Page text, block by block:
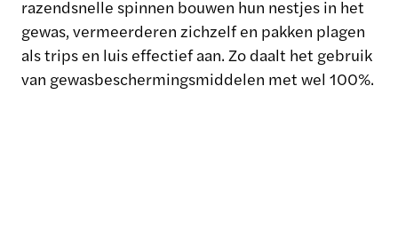
razendsnelle spinnen bouwen hun nestjes in het
gewas, vermeerderen zichzelf en pakken plagen
als trips en luis effectief aan. Zo daalt het gebruik
van gewasbeschermingsmiddelen met wel 100%.